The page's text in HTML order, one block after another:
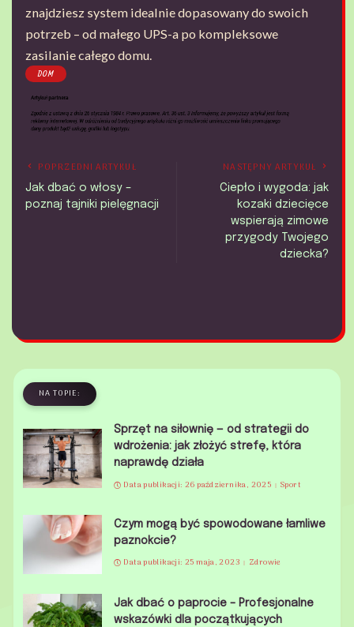
znajdziesz system idealnie dopasowany do swoich
potrzeb – od małego UPS-a po kompleksowe
zasilanie całego domu.
DOM
POPRZEDNI ARTYKUŁ
Jak dbać o włosy –
poznaj tajniki pielęgnacji
NASTĘPNY ARTYKUŁ
Ciepło i wygoda: jak
kozaki dziecięce
wspierają zimowe
przygody Twojego
dziecka?
NA TOPIE:
Sprzęt na siłownię — od strategii do
wdrożenia: jak złożyć strefę, która
naprawdę działa
Data publikacji: 26 października, 2025 Sport
Czym mogą być spowodowane łamliwe
paznokcie?
Data publikacji: 25 maja, 2023 Zdrowie
Jak dbać o paprocie – Profesjonalne
wskazówki dla początkujących